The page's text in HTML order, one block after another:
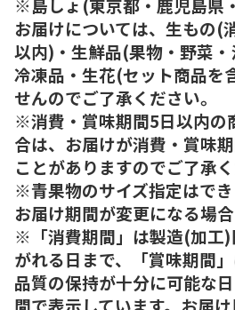
お届けについては、生もの(
以内)・生鮮品(果物・野菜・
冷凍品・生花(セット商品を
せんのでご了承ください。
※消費・賞味期間5日以内の
合は、お届けが消費・賞味
ことがありますのでご了承く
※青果物のサイズ指定はで
お届け期間が変更になる場合
※「消費期間」は製造(加工)
がれる日まで、「賞味期間
品質の保持が十分に可能な
間で表示しています。お届